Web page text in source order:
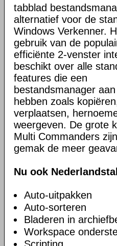
tabblad
alternatief voor de
Windows Verkenner.
gebruik van de
efficiënte 2-venster
beschikt over alle
features die een
bestandsmanager
hebben zoals
verplaatsen,
weergeven. De grote
Multi Commanders
gemak de meer
Nu ook
Auto-uitpakken
Auto-sorteren
Bladeren in
Workspace